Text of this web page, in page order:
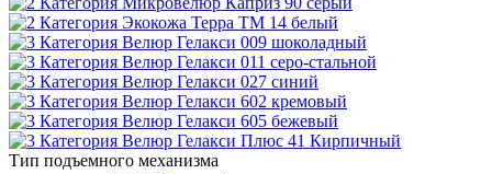
Тип подъемного механизма